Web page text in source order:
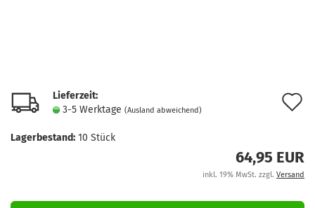
Lieferzeit:
3-5 Werktage (Ausland abweichend)
Lagerbestand: 10 Stück
64,95 EUR
inkl. 19% MwSt. zzgl. Versand